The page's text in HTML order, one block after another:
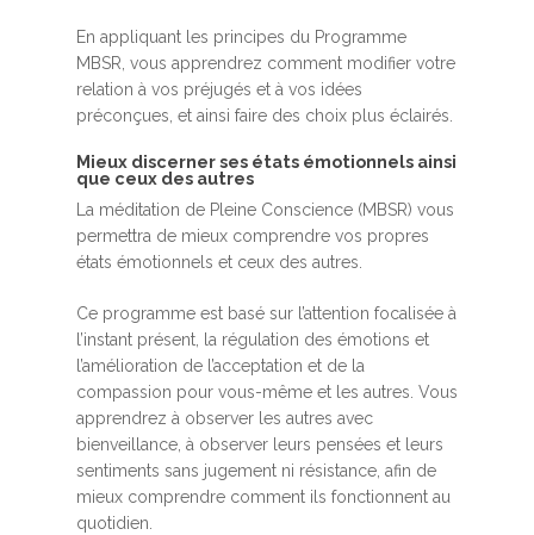
En appliquant les principes du Programme
MBSR, vous apprendrez comment modifier votre
relation à vos préjugés et à vos idées
préconçues, et ainsi faire des choix plus éclairés.
Mieux discerner ses états émotionnels ainsi
que ceux des autres
La méditation de Pleine Conscience (MBSR) vous
permettra de mieux comprendre vos propres
états émotionnels et ceux des autres.
Ce programme est basé sur l’attention focalisée à
l’instant présent, la régulation des émotions et
l’amélioration de l’acceptation et de la
compassion pour vous-même et les autres. Vous
apprendrez à observer les autres avec
bienveillance, à observer leurs pensées et leurs
sentiments sans jugement ni résistance, afin de
mieux comprendre comment ils fonctionnent au
quotidien.